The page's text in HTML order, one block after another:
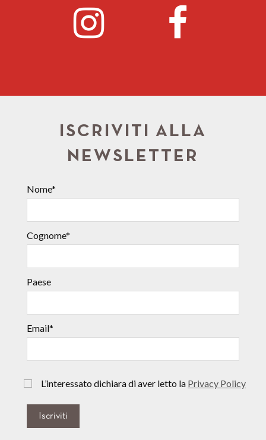
ISCRIVITI ALLA
NEWSLETTER
Nome*
Cognome*
Paese
Email*
L’interessato dichiara di aver letto la Privacy Policy
Iscriviti